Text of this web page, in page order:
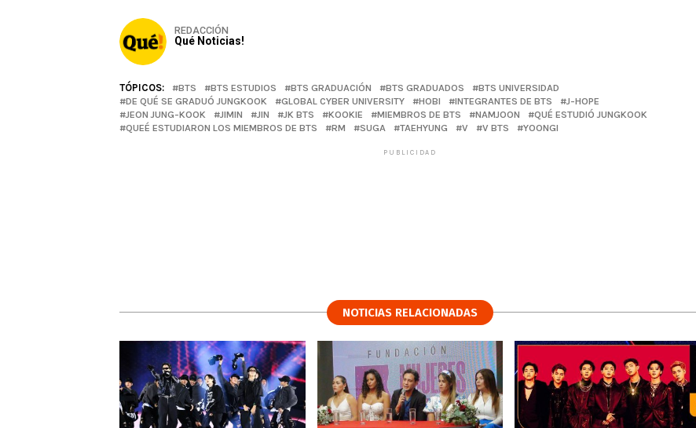
REDACCIÓN
Qué Noticias!
TÓPICOS: BTS BTS ESTUDIOS BTS GRADUACIÓN BTS GRADUADOS
BTS UNIVERSIDAD
DE QUÉ SE GRADUÓ JUNGKOOK
GLOBAL CYBER UNIVERSITY HOBI INTEGRANTES DE BTS
J-HOPE
JEON JUNG-KOOK
JIMIN JIN JK BTS KOOKIE MIEMBROS DE BTS NAMJOON
QUÉ ESTUDIÓ JUNGKOOK
QUEÉ ESTUDIARON LOS MIEMBROS DE BTS
RM SUGA TAEHYUNG V V BTS YOONGI
PUBLICIDAD
NOTICIAS RELACIONADAS